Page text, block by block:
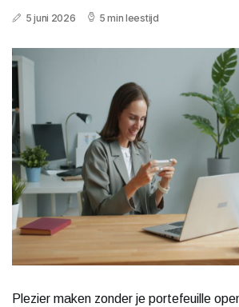
5 juni 2026 5 min leestijd
Plezier maken zonder je portefeuille